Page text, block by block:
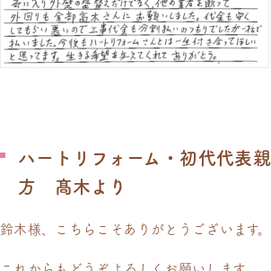
ハートリフォーム・初代代表親
方 髙木より
鈴木様、こちらこそありがとうございます。